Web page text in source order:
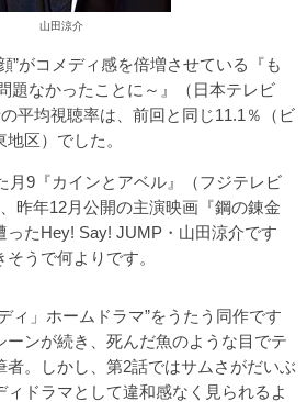
山田涼介
”がコメディ感を倍増させている『も
題なかったことに～』（日本テレビ
平均視聴率は、前回と同じ11.1％（ビ
区）でした。
9『カインとアベル』（フジテレビ
昨年12月公開の主演映画『鋼の錬金
ったHey! Say! JUMP・山田涼介です
うで何よりです。
ィ」ホームドラマ”をうたう同作です
ーンが続き、死んだ魚のような目でテ
者。しかし、第2話ではサムさがだいぶ
ドラマとして違和感なく見られるよ